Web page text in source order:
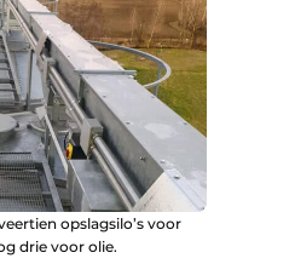
opslagsilo’s voor
drie voor olie.